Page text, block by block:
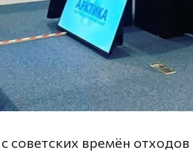
советских времён отходов